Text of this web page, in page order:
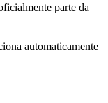
parte da
automaticamente